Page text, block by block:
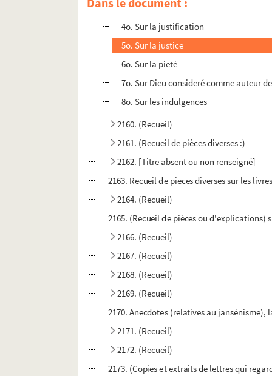
3o. Sur la charité
4o. Sur la justification
5o. Sur la justice
6o. Sur la pieté
7o. Sur Dieu consideré comme auteur
8o. Sur les indulgences
2160. (Recueil)
2161. (Recueil de pièces diverses :)
2162. [Titre absent ou non renseigné]
2163. Recueil de pieces diverses sur les
2164. (Recueil)
2165. (Recueil de pièces ou
2166. (Recueil)
2167. (Recueil)
2168. (Recueil)
2169. (Recueil)
2170. Anecdotes (relatives au
2171. (Recueil)
2172. (Recueil)
2173. (Copies et extraits de lettres qui